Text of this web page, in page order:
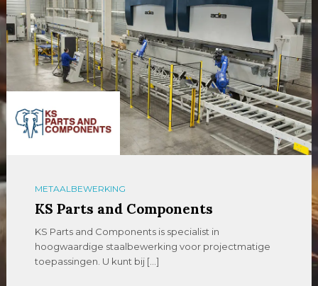
METAALBEWERKING
KS Parts and Components
KS Parts and Components is specialist in
hoogwaardige staalbewerking voor projectmatige
toepassingen. U kunt bij […]